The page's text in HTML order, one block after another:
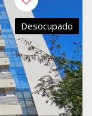
Desocupado